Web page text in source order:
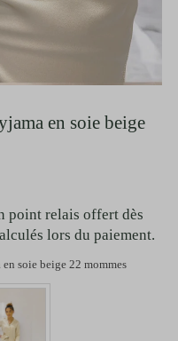
en soie beige
point relais offert dès
lors du paiement.
soie beige 22 mommes